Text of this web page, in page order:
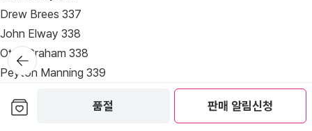
품절 판매 알림신청
Drew Brees 337
John Elway 338
Otto Graham 338
Peyton Manning 339
Joe Montana 340
뒤로가
기